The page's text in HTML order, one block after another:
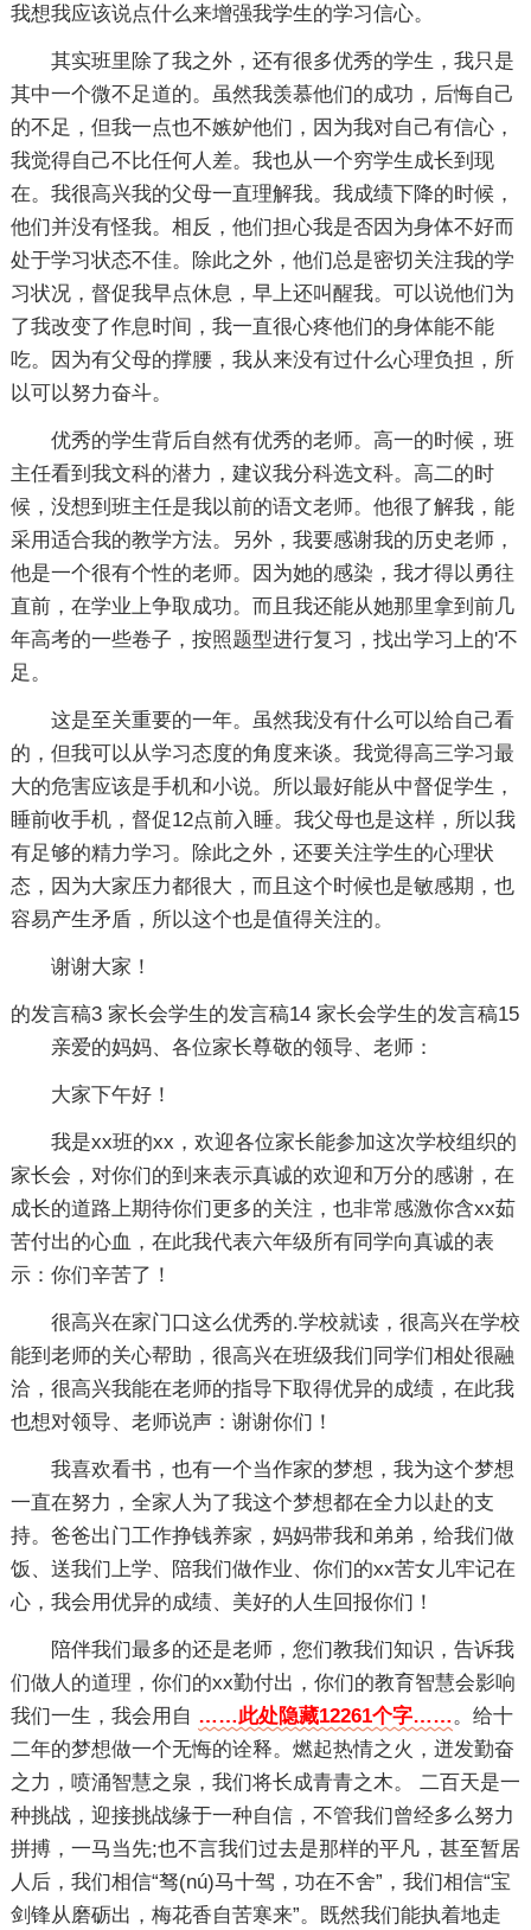
我想我应该说点什么来增强我学生的学习信心。
其实班里除了我之外，还有很多优秀的学生，我只是
其中一个微不足道的。虽然我羡慕他们的成功，后悔自己
的不足，但我一点也不嫉妒他们，因为我对自己有信心，
我觉得自己不比任何人差。我也从一个穷学生成长到现
在。我很高兴我的父母一直理解我。我成绩下降的时候，
他们并没有怪我。相反，他们担心我是否因为身体不好而
处于学习状态不佳。除此之外，他们总是密切关注我的学
习状况，督促我早点休息，早上还叫醒我。可以说他们为
了我改变了作息时间，我一直很心疼他们的身体能不能
吃。因为有父母的撑腰，我从来没有过什么心理负担，所
以可以努力奋斗。
优秀的学生背后自然有优秀的老师。高一的时候，班
主任看到我文科的潜力，建议我分科选文科。高二的时
候，没想到班主任是我以前的语文老师。他很了解我，能
采用适合我的教学方法。另外，我要感谢我的历史老师，
他是一个很有个性的老师。因为她的感染，我才得以勇往
直前，在学业上争取成功。而且我还能从她那里拿到前几
年高考的一些卷子，按照题型进行复习，找出学习上的'不
足。
这是至关重要的一年。虽然我没有什么可以给自己看
的，但我可以从学习态度的角度来谈。我觉得高三学习最
大的危害应该是手机和小说。所以最好能从中督促学生，
睡前收手机，督促12点前入睡。我父母也是这样，所以我
有足够的精力学习。除此之外，还要关注学生的心理状
态，因为大家压力都很大，而且这个时候也是敏感期，也
容易产生矛盾，所以这个也是值得关注的。
谢谢大家！
的发言稿3
亲爱的妈妈、各位家长尊敬的领导、老师：
大家下午好！
我是xx班的xx，欢迎各位家长能参加这次学校组织的
家长会，对你们的到来表示真诚的欢迎和万分的感谢，在
成长的道路上期待你们更多的关注，也非常感激你含xx茹
苦付出的心血，在此我代表六年级所有同学向真诚的表
示：你们辛苦了！
很高兴在家门口这么优秀的.学校就读，很高兴在学校
能到老师的关心帮助，很高兴在班级我们同学们相处很融
洽，很高兴我能在老师的指导下取得优异的成绩，在此我
也想对领导、老师说声：谢谢你们！
我喜欢看书，也有一个当作家的梦想，我为这个梦想
一直在努力，全家人为了我这个梦想都在全力以赴的支
持。爸爸出门工作挣钱养家，妈妈带我和弟弟，给我们做
饭、送我们上学、陪我们做作业、你们的xx苦女儿牢记在
心，我会用优异的成绩、美好的人生回报你们！
陪伴我们最多的还是老师，您们教我们知识，告诉我
们做人的道理，你们的xx勤付出，你们的教育智慧会影响
我们一生，我会用自 ……此处隐藏12261个字……。给十
二年的梦想做一个无悔的诠释。燃起热情之火，迸发勤奋
之力，喷涌智慧之泉，我们将长成青青之木。 二百天是一
种挑战，迎接挑战缘于一种自信，不管我们曾经多么努力
拼搏，一马当先;也不言我们过去是那样的平凡，甚至暂居
人后，我们相信“驽(nú)马十驾，功在不舍”，我们相信“宝
剑锋从磨砺出，梅花香自苦寒来”。既然我们能执着地走
家长会学生的发言稿14 家长会学生的发言稿15